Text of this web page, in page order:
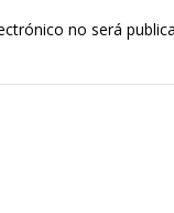
no será